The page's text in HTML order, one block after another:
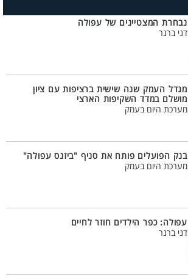
נבחרת המצטיינים של עפולה
דני ברנר
מגדל העמק שנה שישית ברציפות עם ציון
מושלם במדד השקיפות הארצי
מערכת היום בעמק
בנק הפועלים פותח את סניף "ביזנס עפולה"
מערכת היום בעמק
עפולה: כפר הילדים חוזר לחיים
דני ברנר